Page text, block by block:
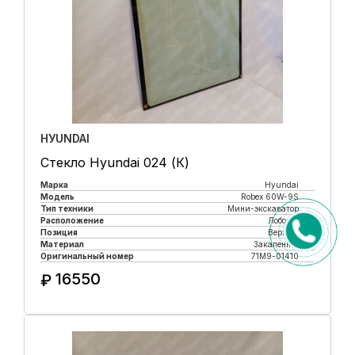
HУUNDAI
Стекло Hyundai 024 (К)
Марка
Hyundai
Модель
Robex 60W-9S
Тип техники
Мини-экскаватор
Расположение
Лобовое
Позиция
Верхнее
Материал
Закаленное
Оригинальный номер
71M9-01410
₽ 16550